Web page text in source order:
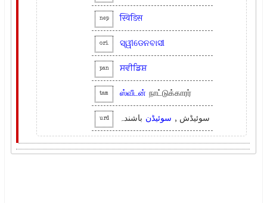
nep स्विडिस
ori ସ୍ୱୀଡେନବାସୀ
pan ਸਵੀਡਿਸ਼
tam ஸ்வீடன் நாட்டுக்காரர்
urd سوئیڈش , سوئیڈن باشندہ